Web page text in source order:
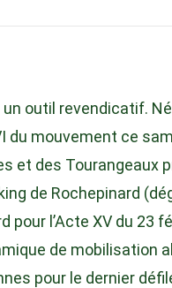
outil revendicatif.
du mouvement ce
et des Tourangeaux
de Rochepinard
l’Acte XV du 23
de mobilisation
pour le dernier